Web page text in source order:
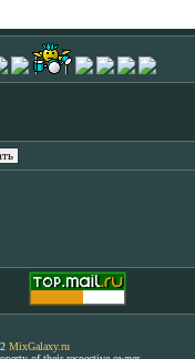
MixGalaxy.ru